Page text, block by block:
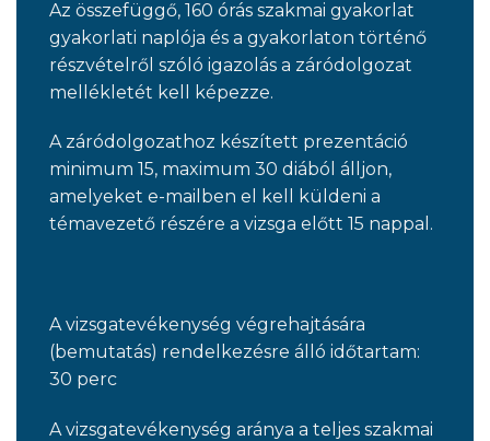
Az összefüggő, 160 órás szakmai gyakorlat
gyakorlati naplója és a gyakorlaton történő
részvételről szóló igazolás a záródolgozat
mellékletét kell képezze.
A záródolgozathoz készített prezentáció
minimum 15, maximum 30 diából álljon,
amelyeket e-mailben el kell küldeni a
témavezető részére a vizsga előtt 15 nappal.
A vizsgatevékenység végrehajtására
(bemutatás) rendelkezésre álló időtartam:
30 perc
A vizsgatevékenység aránya a teljes szakmai